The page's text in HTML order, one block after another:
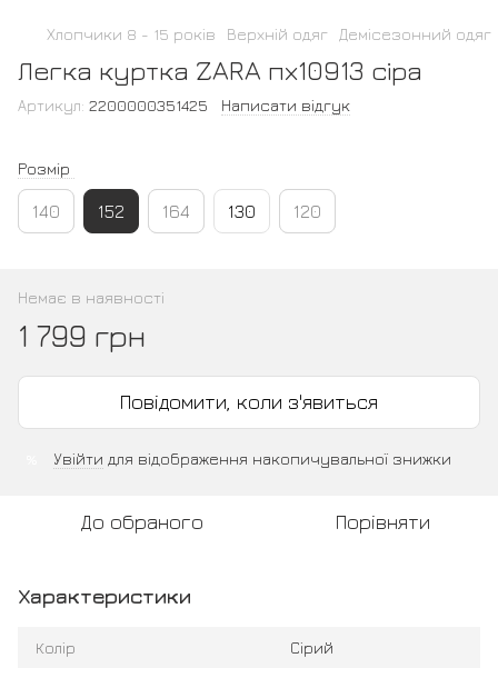
Хлопчики 8 - 15 років Верхній одяг Демісезонний одяг
Легка куртка ZARA пх10913 сіра
Артикул: 2200000351425 Написати відгук
Розмір
140 152 164 130 120
Немає в наявності
1 799 грн
Повідомити, коли з'явиться
Увійти для відображення накопичувальної знижки
До обраного Порівняти
Характеристики
Колір Сірий